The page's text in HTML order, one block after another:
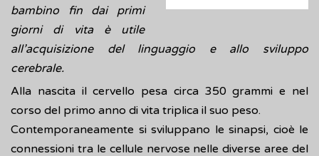
bambino fin dai primi
giorni di vita è utile
all’acquisizione del linguaggio e allo sviluppo
cerebrale.
Alla nascita il cervello pesa circa 350 grammi e nel
corso del primo anno di vita triplica il suo peso.
Contemporaneamente si sviluppano le sinapsi, cioè le
connessioni tra le cellule nervose nelle diverse aree del